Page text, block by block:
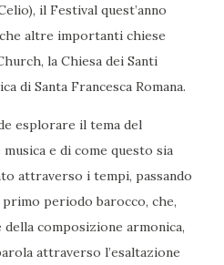
il Festival quest’anno
altre importanti chiese
la Chiesa dei Santi
di Santa Francesca Romana.
esplorare il tema del
e di come questo sia
attraverso i tempi, passando
periodo barocco, che,
composizione armonica,
attraverso l’esaltazione